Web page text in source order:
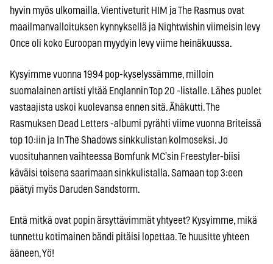
hyvin myös ulkomailla. Vientiveturit HIM ja The Rasmus ovat
maailmanvalloituksen kynnyksellä ja Nightwishin viimeisin levy
Once oli koko Euroopan myydyin levy viime heinäkuussa.
Kysyimme vuonna 1994 pop-kyselyssämme, milloin
suomalainen artisti yltää Englannin Top 20 -listalle. Lähes puolet
vastaajista uskoi kuolevansa ennen sitä. Ähäkutti. The
Rasmuksen Dead Letters -albumi pyrähti viime vuonna Briteissä
top 10:iin ja In The Shadows sinkkulistan kolmoseksi. Jo
vuosituhannen vaihteessa Bomfunk MC’sin Freestyler-biisi
käväisi toisena saarimaan sinkkulistalla. Samaan top 3:een
päätyi myös Daruden Sandstorm.
Entä mitkä ovat popin ärsyttävimmät yhtyeet? Kysyimme, mikä
tunnettu kotimainen bändi pitäisi lopettaa. Te huusitte yhteen
ääneen, Yö!